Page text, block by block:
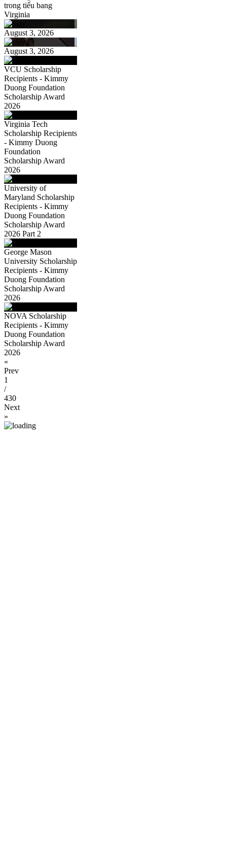
trong tiểu bang
Virginia
August 3, 2026
August 3, 2026
VCU Scholarship
Recipients - Kimmy
Duong Foundation
Scholarship Award
2026
Virginia Tech
Scholarship Recipients
- Kimmy Duong
Foundation
Scholarship Award
2026
University of
Maryland Scholarship
Recipients - Kimmy
Duong Foundation
Scholarship Award
2026 Part 2
George Mason
University Scholarship
Recipients - Kimmy
Duong Foundation
Scholarship Award
2026
NOVA Scholarship
Recipients - Kimmy
Duong Foundation
Scholarship Award
2026
«
Prev
1
/
430
Next
»